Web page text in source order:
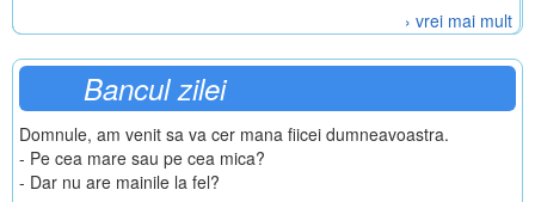
› vrei mai mult
Bancul zilei
Domnule, am venit sa va cer mana fiicei dumneavoastra.
- Pe cea mare sau pe cea mica?
- Dar nu are mainile la fel?